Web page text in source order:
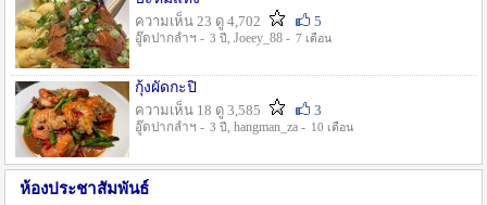
ความเห็น 23 ดู 4,702
5
อู๊ดปากลำฯ - 3 ปี , Joeey_88 - 7 เดือน
กุ้งผัดกะปิ
ความเห็น 18 ดู 3,585
3
อู๊ดปากลำฯ - 3 ปี , hangman_za - 10 เดือน
ห้องประชาสัมพันธ์